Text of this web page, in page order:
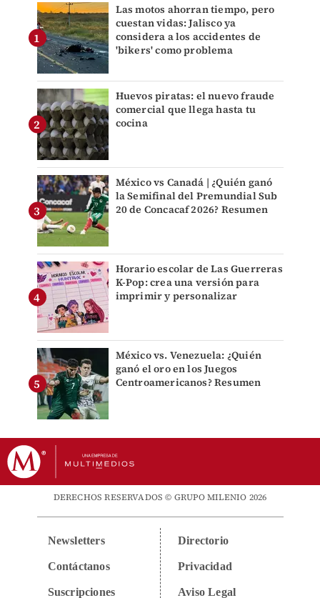
Las motos ahorran tiempo, pero
cuestan vidas: Jalisco ya
considera a los accidentes de
'bikers' como problema
Huevos piratas: el nuevo fraude
comercial que llega hasta tu
cocina
México vs Canadá | ¿Quién ganó
la Semifinal del Premundial Sub
20 de Concacaf 2026? Resumen
Horario escolar de Las Guerreras
K-Pop: crea una versión para
imprimir y personalizar
México vs. Venezuela: ¿Quién
ganó el oro en los Juegos
Centroamericanos? Resumen
DERECHOS RESERVADOS © GRUPO MILENIO 2026
Newsletters
Contáctanos
Suscripciones
Directorio
Privacidad
Aviso Legal